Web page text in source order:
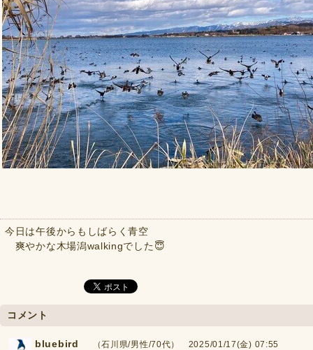
今日は午後からもしばらく青空
爽やかな木場潟walkingでした😇
コメント
bluebird （石川県/男性/70代） 2025/01/17(金) 07:55